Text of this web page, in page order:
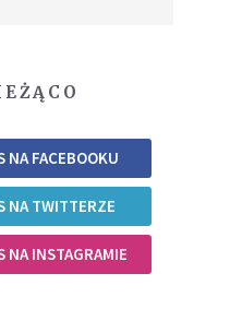
NA FACEBOOKU
NA TWITTERZE
NA INSTAGRAMIE